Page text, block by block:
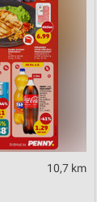
10,7 km